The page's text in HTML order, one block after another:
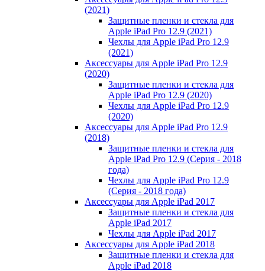
(2021)
Защитные пленки и стекла для
Apple iPad Pro 12.9 (2021)
Чехлы для Apple iPad Pro 12.9
(2021)
Аксессуары для Apple iPad Pro 12.9
(2020)
Защитные пленки и стекла для
Apple iPad Pro 12.9 (2020)
Чехлы для Apple iPad Pro 12.9
(2020)
Аксессуары для Apple iPad Pro 12.9
(2018)
Защитные пленки и стекла для
Apple iPad Pro 12.9 (Серия - 2018
года)
Чехлы для Apple iPad Pro 12.9
(Серия - 2018 года)
Аксессуары для Apple iPad 2017
Защитные пленки и стекла для
Apple iPad 2017
Чехлы для Apple iPad 2017
Аксессуары для Apple iPad 2018
Защитные пленки и стекла для
Apple iPad 2018